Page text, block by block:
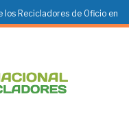
los Recicladores de Oficio en